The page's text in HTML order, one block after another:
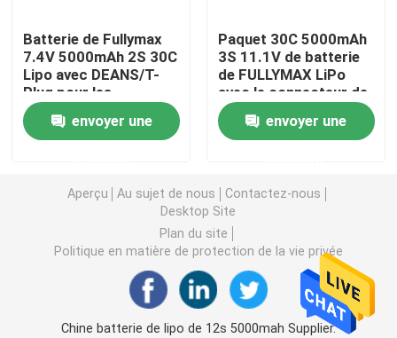
Batterie de démarreur de voiture de secours
Modèle Battery de RC
Batterie d'avion de RC
Batterie de voiture RC
batterie de jouets
Batterie de Fullymax
7.4V 5000mAh 2S 30C
Lipo avec DEANS/T-
Plug pour les
hélicoptères nitro de
Rc de voitures de RC
envoyer une
Paquet 30C 5000mAh
3S 11.1V de batterie
de FULLYMAX LiPo
avec le connecteur de
doyens pour des
voitures de RC, avions
de RC, hélicoptères de
envoyer une
Aperçu Au sujet de nous
Contactez-nous
Desktop Site
Plan du site
Politique en matière de protection de la vie privée
Chine batterie de lipo de 12s 5000mah Supplier.